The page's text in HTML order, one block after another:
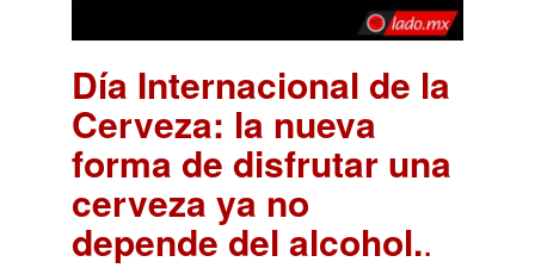
Día Internacional de la
Cerveza: la nueva
forma de disfrutar una
cerveza ya no
depende del alcohol..